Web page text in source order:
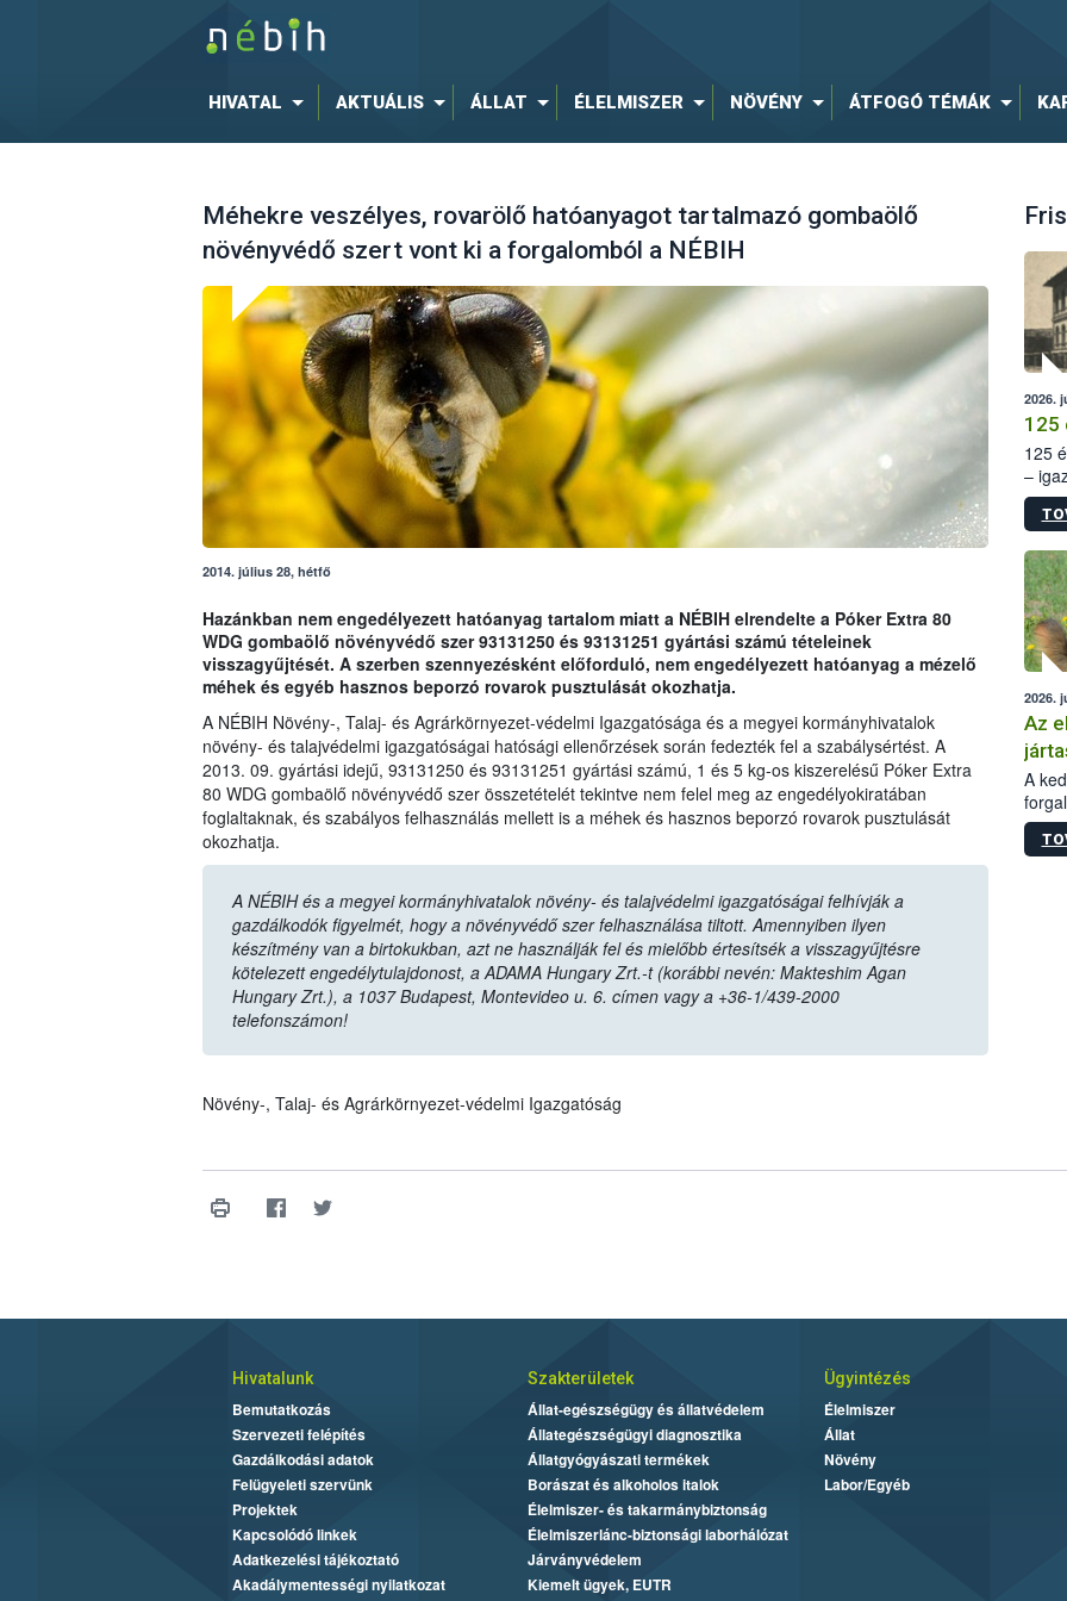
HIVATAL AKTUÁLIS ÁLLAT ÉLELMISZER NÖVÉNY ÁTFOGÓ TÉMÁK
Méhekre veszélyes, rovarölő hatóanyagot tartalmazó gombaölő
növényvédő szert vont ki a forgalomból a NÉBIH
2014. július 28, hétfő
Hazánkban nem engedélyezett hatóanyag tartalom miatt a NÉBIH elrendelte a Póker Extra 80
WDG gombaölő növényvédő szer 93131250 és 93131251 gyártási számú tételeinek
visszagyűjtését. A szerben szennyezésként előforduló, nem engedélyezett hatóanyag a mézelő
méhek és egyéb hasznos beporzó rovarok pusztulását okozhatja.
A NÉBIH Növény-, Talaj- és Agrárkörnyezet-védelmi Igazgatósága és a megyei kormányhivatalok
növény- és talajvédelmi igazgatóságai hatósági ellenőrzések során fedezték fel a szabálysértést. A
2013. 09. gyártási idejű, 93131250 és 93131251 gyártási számú, 1 és 5 kg-os kiszerelésű Póker Extra
80 WDG gombaölő növényvédő szer összetételét tekintve nem felel meg az engedélyokiratában
foglaltaknak, és szabályos felhasználás mellett is a méhek és hasznos beporzó rovarok pusztulását
okozhatja.
A NÉBIH és a megyei kormányhivatalok növény- és talajvédelmi igazgatóságai felhívják a
gazdálkodók figyelmét, hogy a növényvédő szer felhasználása tiltott. Amennyiben ilyen
készítmény van a birtokukban, azt ne használják fel és mielőbb értesítsék a visszagyűjtésre
kötelezett engedélytulajdonost, a ADAMA Hungary Zrt.-t (korábbi nevén: Makteshim Agan
Hungary Zrt.), a 1037 Budapest, Montevideo u. 6. címen vagy a +36-1/439-2000
telefonszámon!
Növény-, Talaj- és Agrárkörnyezet-védelmi Igazgatóság
2026.
125
125
–
15.
2026.
Az
A
Hivatalunk
Bemutatkozás
Szervezeti felépítés
Gazdálkodási adatok
Felügyeleti szervünk
Projektek
Kapcsolódó linkek
Adatkezelési tájékoztató
Akadálymentességi nyilatkozat
Szakterületek
Állat-egészségügy és állatvédelem
Állategészségügyi diagnosztika
Állatgyógyászati termékek
Borászat és alkoholos italok
Élelmiszer- és takarmánybiztonság
Élelmiszerlánc-biztonsági laborhálózat
Járványvédelem
Kiemelt ügyek, EUTR
Ügyintézés
Élelmiszer
Állat
Növény
Labor/Egyéb